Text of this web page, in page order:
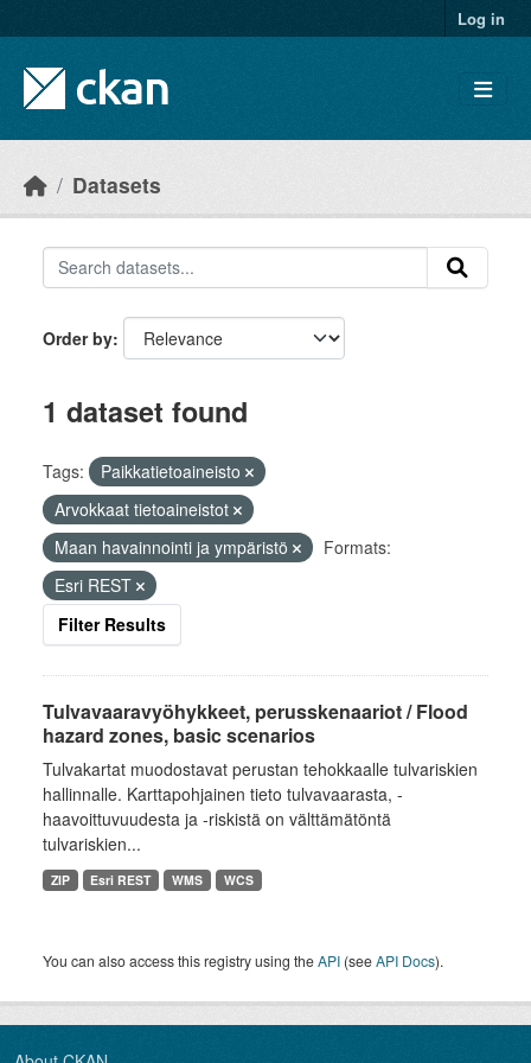
Log in
Datasets
Order by
1 dataset found
Tags:
Paikkatietoaineisto
Arvokkaat tietoaineistot
Maan havainnointi ja ympäristö
Formats:
Esri REST
Filter Results
Tulvavaaravyöhykkeet, perusskenaariot / Flood
hazard zones, basic scenarios
Tulvakartat muodostavat perustan tehokkaalle tulvariskien
hallinnalle. Karttapohjainen tieto tulvavaarasta, -
haavoittuvuudesta ja -riskistä on välttämätöntä
tulvariskien...
ZIP Esri REST WMS WCS
You can also access this registry using theAPI (seeAPI Docs).